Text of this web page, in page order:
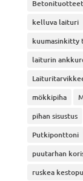
Betonituotteet
kelluva laituri
kuumasinkitty
laiturin
mökkipiha
pihan sisustus
Putkiponttoni
puutarhan
ruskea